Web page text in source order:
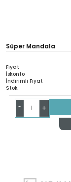
Süper Mandala
Fiyat
İskonto
İndirimli Fiyat
Stok
- +